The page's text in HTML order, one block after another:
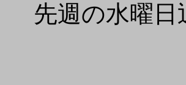
先週の水曜